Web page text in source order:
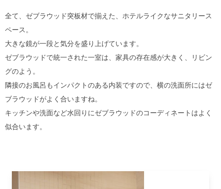
全て、ゼブラウッド突板材で揃えた、ホテルライクなサニタリース
ペース。
大きな鏡が一段と気分を盛り上げています。
ゼブラウッドで統一された一室は、家具の存在感が大きく、リビン
グのよう。
隣接のお風呂もインパクトのある内装ですので、横の洗面所にはゼ
ブラウッドがよく合いますね。
キッチンや洗面など水回りにゼブラウッドのコーディネートはよく
似合います。